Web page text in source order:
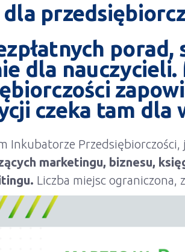
dla nauczycieli.
czeka tam dla
Inkubatorze Przedsiębiorczości,
marketingu, biznesu,
Liczba miejsc ograniczona,